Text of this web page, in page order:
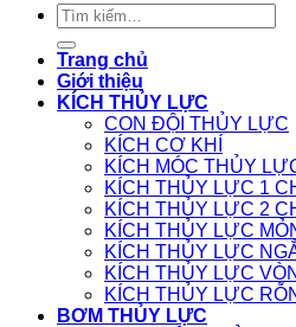
Tìm
kiếm:
Trang chủ
Giới thiệu
KÍCH THỦY LỰC
CON ĐỘI THỦY LỰC
KÍCH CƠ KHÍ
KÍCH MÓC THỦY
KÍCH THỦY LỰC 1
KÍCH THỦY LỰC 2
KÍCH THỦY LỰC
KÍCH THỦY LỰC
KÍCH THỦY LỰC
KÍCH THỦY LỰC
BƠM THỦY LỰC